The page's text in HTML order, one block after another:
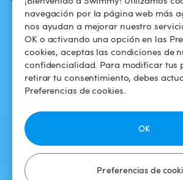
navegación por la página web más
nos ayudan a mejorar nuestro
OK o activando una opción en las
cookies, aceptas las condiciones de
confidencialidad. Para modificar tus
retirar tu consentimiento, debes
Preferencias de cookies.
Preferencias de
OK